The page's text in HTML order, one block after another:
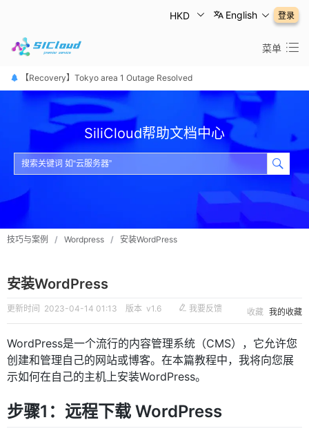
菜单
HKD English 登录
【Recovery】Tokyo area 1 Outage Resolved
【 障害は復旧しました】東京リージョン
【恢复公告】东京1区故障已修复
SiliCloud帮助文档中心
技巧与案例 / Wordpress / 安装WordPress
安装WordPress
更新时间 2023-04-14 01:13 版本 v1.6 我要反馈 收藏 我的收藏
WordPress是一个流行的内容管理系统（CMS），它允许您
创建和管理自己的网站或博客。在本篇教程中，我将向您展
示如何在自己的主机上安装WordPress。
步骤1：远程下载 WordPress